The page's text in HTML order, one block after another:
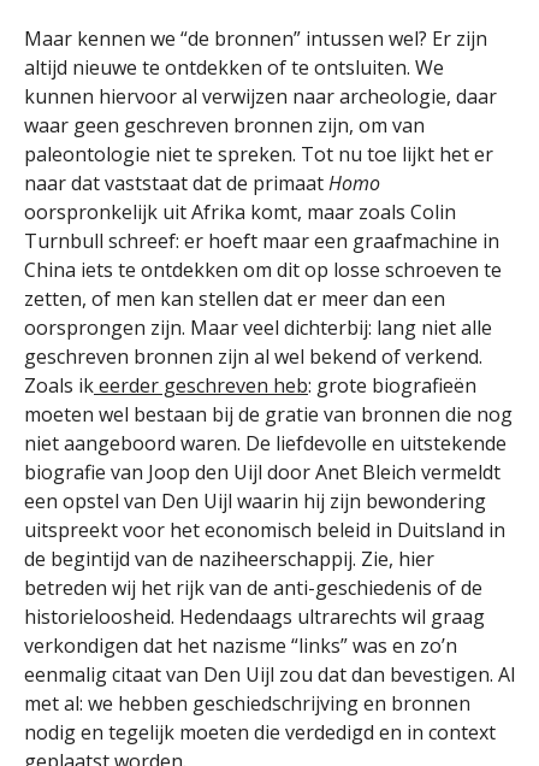
Maar kennen we “de bronnen” intussen wel? Er zijn
altijd nieuwe te ontdekken of te ontsluiten. We
kunnen hiervoor al verwijzen naar archeologie, daar
waar geen geschreven bronnen zijn, om van
paleontologie niet te spreken. Tot nu toe lijkt het er
naar dat vaststaat dat de primaatHomo
oorspronkelijk uit Afrika komt, maar zoals Colin
Turnbull schreef: er hoeft maar een graafmachine in
China iets te ontdekken om dit op losse schroeven te
zetten, of men kan stellen dat er meer dan een
oorsprongen zijn. Maar veel dichterbij: lang niet alle
geschreven bronnen zijn al wel bekend of verkend.
Zoals ikeerder geschreven heb: grote biografieën
moeten wel bestaan bij de gratie van bronnen die nog
niet aangeboord waren. De liefdevolle en uitstekende
biografie van Joop den Uijl door Anet Bleich vermeldt
een opstel van Den Uijl waarin hij zijn bewondering
uitspreekt voor het economisch beleid in Duitsland in
de begintijd van de naziheerschappij. Zie, hier
betreden wij het rijk van de anti-geschiedenis of de
historieloosheid. Hedendaags ultrarechts wil graag
verkondigen dat het nazisme “links” was en zo’n
eenmalig citaat van Den Uijl zou dat dan bevestigen. Al
met al: we hebben geschiedschrijving en bronnen
nodig en tegelijk moeten die verdedigd en in context